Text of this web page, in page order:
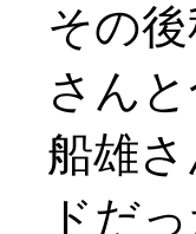
その
さんと
船雄
ドだ